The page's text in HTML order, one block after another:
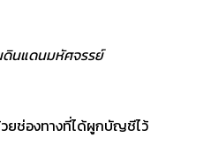
ดินแดนมหัศจรรย์
ยช่องทางที่ได้ผูกบัญชีไว้